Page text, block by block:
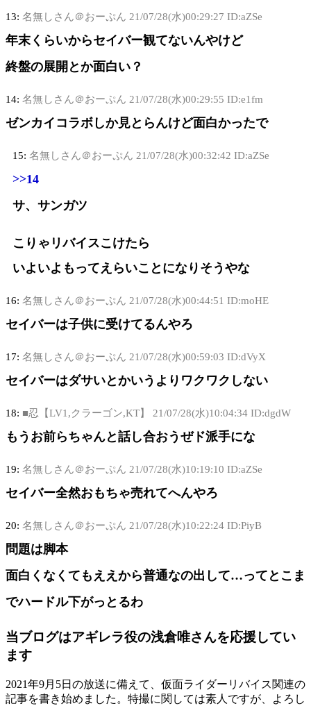
13: 名無しさん＠おーぷん 21/07/28(水)00:29:27 ID:aZSe
年末くらいからセイバー観てないんやけど
終盤の展開とか面白い？
14: 名無しさん＠おーぷん 21/07/28(水)00:29:55 ID:e1fm
ゼンカイコラボしか見とらんけど面白かったで
15: 名無しさん＠おーぷん 21/07/28(水)00:32:42 ID:aZSe
>>14
サ、サンガツ
こりゃリバイスこけたら
いよいよもってえらいことになりそうやな
16: 名無しさん＠おーぷん 21/07/28(水)00:44:51 ID:moHE
セイバーは子供に受けてるんやろ
17: 名無しさん＠おーぷん 21/07/28(水)00:59:03 ID:dVyX
セイバーはダサいとかいうよりワクワクしない
18: ■忍【LV1,クラーゴン,KT】 21/07/28(水)10:04:34 ID:dgdW
もうお前らちゃんと話し合おうぜド派手にな
19: 名無しさん＠おーぷん 21/07/28(水)10:19:10 ID:aZSe
セイバー全然おもちゃ売れてへんやろ
20: 名無しさん＠おーぷん 21/07/28(水)10:22:24 ID:PiyB
問題は脚本
面白くなくてもええから普通なの出して…ってとこま
でハードル下がっとるわ
当ブログはアギレラ役の浅倉唯さんを応援してい
ます
2021年9月5日の放送に備えて、仮面ライダーリバイス関連の
記事を書き始めました。特撮に関しては素人ですが、よろし